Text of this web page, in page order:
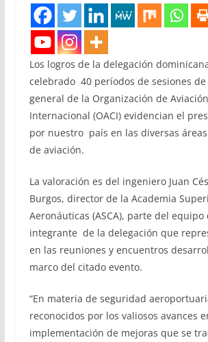
Los logros de la delegación
celebrado 40 períodos de sesiones
general de la Organización de
Internacional (OACI) evidencian el
por nuestro país en las diversas
de aviación.
La valoración es del ingeniero Juan
Burgos, director de la Academia
Aeronáuticas (ASCA), parte del
integrante de la delegación que
en las reuniones y encuentros
marco del citado evento.
“En materia de seguridad
reconocidos por los valiosos avances
implementación de mejoras que se